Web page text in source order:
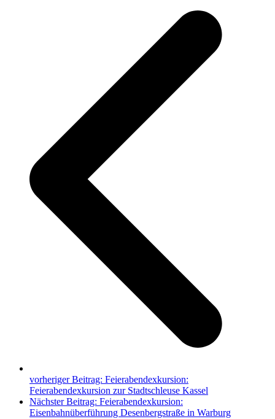
vorheriger Beitrag: Feierabendexkursion:
Feierabendexkursion zur Stadtschleuse Kassel
Nächster Beitrag: Feierabendexkursion:
Eisenbahnüberführung Desenbergstraße in Warburg